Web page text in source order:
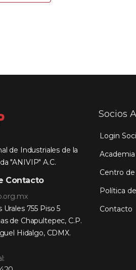
de Industriales de la
"ANIVIP" A.C.
Contacto
755 Piso 5
de Chapultepec, C.P.
Hidalgo, CDMX.
Socios
Login
Centro
Política
Contacto